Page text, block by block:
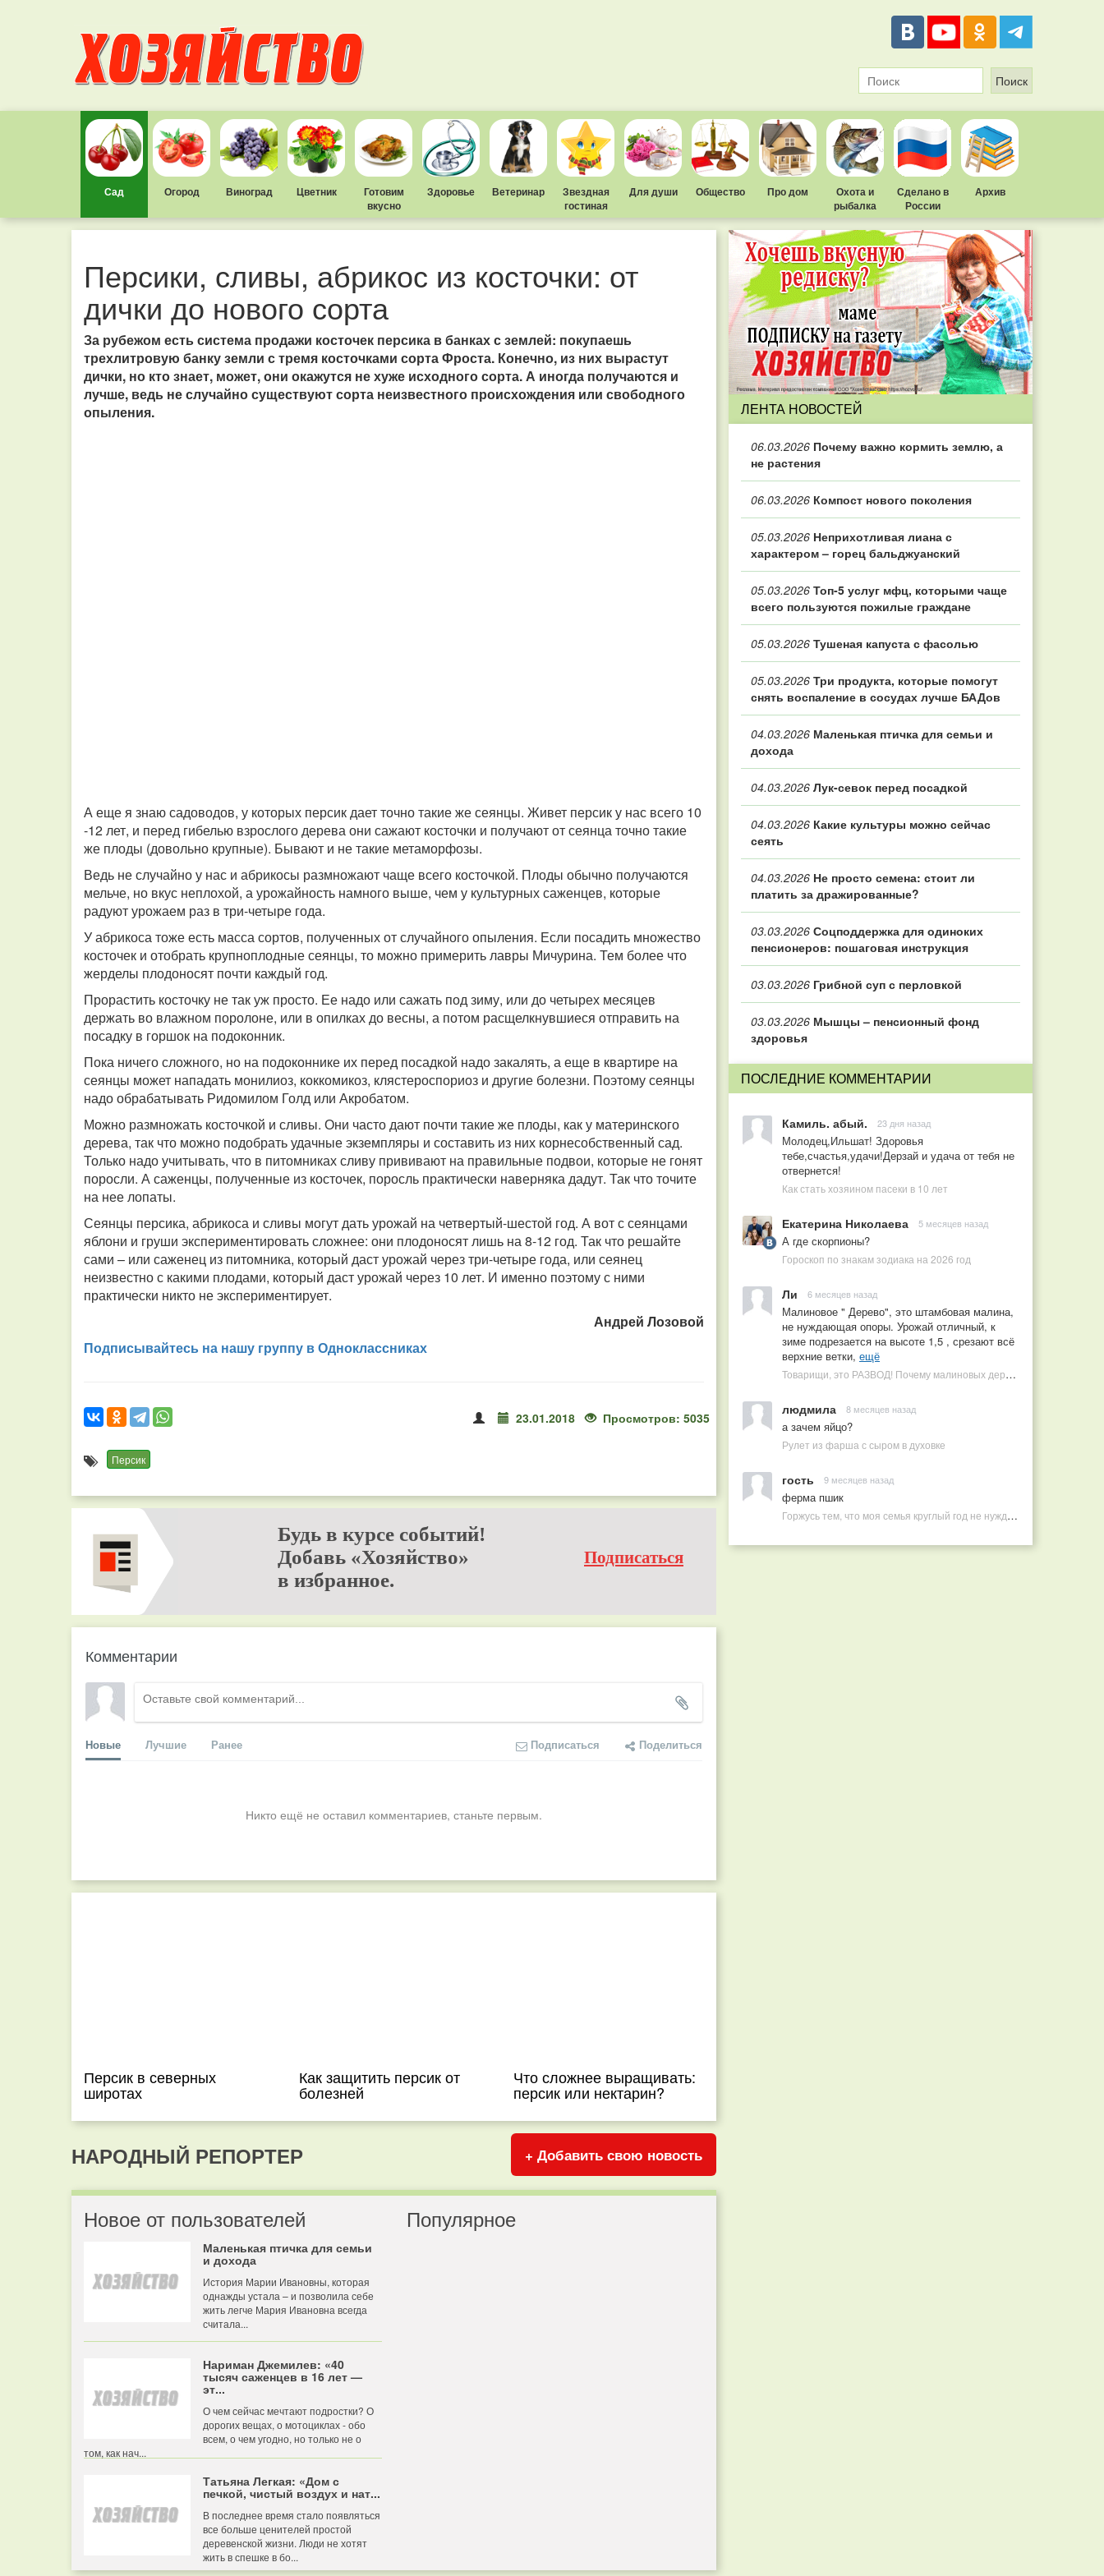
Сад Огород Виноград Цветник
Готовим
вкусно
Здоровье Ветеринар
Звездная
гостиная
Для души Общество Про дом
Охота и
рыбалка
Сделано в
России
Архив
Персики, сливы, абрикос из косточки: от
дички до нового сорта
За рубежом есть система продажи косточек персика в банках с землей: покупаешь
трехлитровую банку земли с тремя косточками сорта Фроста. Конечно, из них вырастут
дички, но кто знает, может, они окажутся не хуже исходного сорта. А иногда получаются и
лучше, ведь не случайно существуют сорта неизвестного происхождения или свободного
опыления.
А еще я знаю садоводов, у которых персик дает точно такие же сеянцы. Живет персик у нас всего 10
-12 лет, и перед гибелью взрослого дерева они сажают косточки и получают от сеянца точно такие
же плоды (довольно крупные). Бывают и не такие метаморфозы.
Ведь не случайно у нас и абрикосы размножают чаще всего косточкой. Плоды обычно получаются
мельче, но вкус неплохой, а урожайность намного выше, чем у культурных саженцев, которые
радуют урожаем раз в три-четыре года.
У абрикоса тоже есть масса сортов, полученных от случайного опыления. Если посадить множество
косточек и отобрать крупноплодные сеянцы, то можно примерить лавры Мичурина. Тем более что
жерделы плодоносят почти каждый год.
Прорастить косточку не так уж просто. Ее надо или сажать под зиму, или до четырех месяцев
держать во влажном поролоне, или в опилках до весны, а потом расщелкнувшиеся отправить на
посадку в горшок на подоконник.
Пока ничего сложного, но на подоконнике их перед посадкой надо закалять, а еще в квартире на
сеянцы может нападать монилиоз, коккомикоз, клястероспориоз и другие болезни. Поэтому сеянцы
надо обрабатывать Ридомилом Голд или Акробатом.
Можно размножать косточкой и сливы. Они часто дают почти такие же плоды, как у материнского
дерева, так что можно подобрать удачные экземпляры и составить из них корнесобственный сад.
Только надо учитывать, что в питомниках сливу прививают на правильные подвои, которые не гонят
поросли. А саженцы, полученные из косточек, поросль практически наверняка дадут. Так что точите
на нее лопаты.
Сеянцы персика, абрикоса и сливы могут дать урожай на четвертый-шестой год. А вот с сеянцами
яблони и груши экспериментировать сложнее: они плодоносят лишь на 8-12 год. Так что решайте
сами – или саженец из питомника, который даст урожай через три-четыре года, или сеянец
неизвестно с какими плодами, который даст урожай через 10 лет. И именно поэтому с ними
практически никто не экспериментирует.
Андрей Лозовой
Подписывайтесь на нашу группу в Одноклассниках
23.01.2018 Просмотров: 5035
Персик
Будь в курсе событий!
Добавь «Хозяйство»
в избранное.
Подписаться
Комментарии
Новые Лучшие Ранее Подписаться Поделиться
Никто ещё не оставил комментариев, станьте первым.
Персик в северных
широтах
Как защитить персик от
болезней
Что сложнее выращивать:
персик или нектарин?
НАРОДНЫЙ РЕПОРТЕР + Добавить свою новость
Новое от пользователей
Маленькая птичка для семьи
и дохода
История Марии Ивановны, которая
однажды устала – и позволила себе
жить легче Мария Ивановна всегда
считала...
Нариман Джемилев: «40
тысяч саженцев в 16 лет —
эт...
О чем сейчас мечтают подростки? О
дорогих вещах, о мотоциклах - обо
всем, о чем угодно, но только не о
том, как нач...
Татьяна Легкая: «Дом с
печкой, чистый воздух и нат...
В последнее время стало появляться
все больше ценителей простой
деревенской жизни. Люди не хотят
жить в спешке в бо...
Популярное
ЛЕНТА НОВОСТЕЙ
06.03.2026 Почему важно кормить землю, а
не растения
06.03.2026 Компост нового поколения
05.03.2026 Неприхотливая лиана с
характером – горец бальджуанский
05.03.2026 Топ‑5 услуг мфц, которыми чаще
всего пользуются пожилые граждане
05.03.2026 Тушеная капуста с фасолью
05.03.2026 Три продукта, которые помогут
снять воспаление в сосудах лучше БАДов
04.03.2026 Маленькая птичка для семьи и
дохода
04.03.2026 Лук-севок перед посадкой
04.03.2026 Какие культуры можно сейчас
сеять
04.03.2026 Не просто семена: стоит ли
платить за дражированные?
03.03.2026 Соцподдержка для одиноких
пенсионеров: пошаговая инструкция
03.03.2026 Грибной суп с перловкой
03.03.2026 Мышцы – пенсионный фонд
здоровья
ПОСЛЕДНИЕ КОММЕНТАРИИ
Камиль. абый. 23 дня назад
Молодец,Ильшат! Здоровья
тебе,счастья,удачи!Дерзай и удача от тебя не
отвернется!
Как стать хозяином пасеки в 10 лет
Екатерина Николаева 5 месяцев назад
А где скорпионы?
Гороскоп по знакам зодиака на 2026 год
Ли 6 месяцев назад
Малиновое " Дерево", это штамбовая малина,
не нуждающая опоры. Урожай отличный, к
зиме подрезается на высоте 1,5 , срезают всё
верхние ветки, ещё
Товарищи, это РАЗВОД! Почему малиновых деревьев не бывает, или Как ушлые продавцы наживаются на мечтах садоводов
людмила 8 месяцев назад
а зачем яйцо?
Рулет из фарша с сыром в духовке
гость 9 месяцев назад
ферма пшик
Горжусь тем, что моя семья круглый год не нуждается в покупных витаминах